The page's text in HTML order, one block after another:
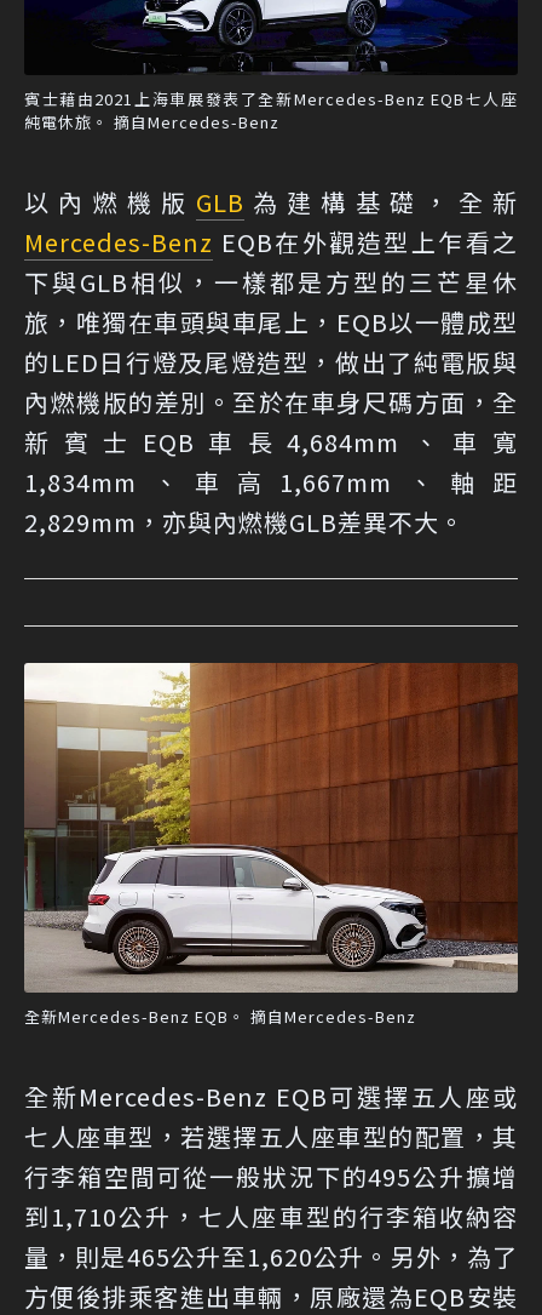
賓士藉由2021上海車展發表了全新Mercedes-Benz EQB七人座
純電休旅。 摘自Mercedes-Benz
以內燃機版 GLB 為建構基礎，全新
Mercedes-Benz EQB在外觀造型上乍看之
下與GLB相似，一樣都是方型的三芒星休
旅，唯獨在車頭與車尾上，EQB以一體成型
的LED日行燈及尾燈造型，做出了純電版與
內燃機版的差別。至於在車身尺碼方面，全
新賓士EQB車長4,684mm、車寬
1,834mm、車高1,667mm、軸距
2,829mm，亦與內燃機GLB差異不大。
全新Mercedes-Benz EQB。 摘自Mercedes-Benz
全新Mercedes-Benz EQB可選擇五人座或
七人座車型，若選擇五人座車型的配置，其
行李箱空間可從一般狀況下的495公升擴增
到1,710公升，七人座車型的行李箱收納容
量，則是465公升至1,620公升。另外，為了
方便後排乘客進出車輛，原廠還為EQB安裝